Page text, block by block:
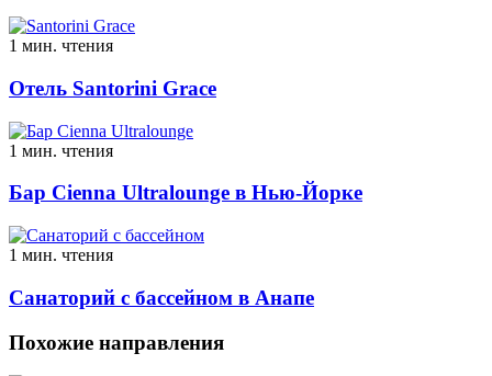
1 мин. чтения
Отель Santorini Grace
1 мин. чтения
Бар Cienna Ultralounge в Нью-Йорке
1 мин. чтения
Санаторий с бассейном в Анапе
Похожие направления